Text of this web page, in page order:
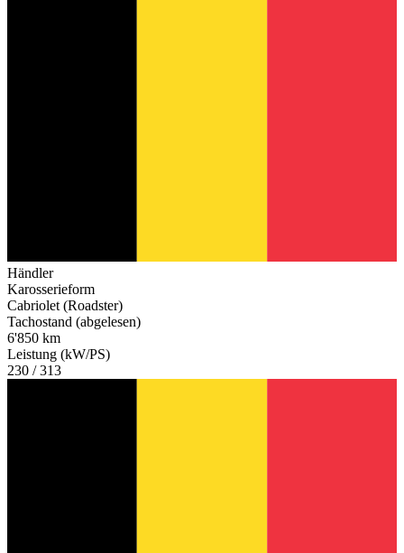
Händler
Karosserieform
Cabriolet (Roadster)
Tachostand (abgelesen)
6'850 km
Leistung (kW/PS)
230 / 313